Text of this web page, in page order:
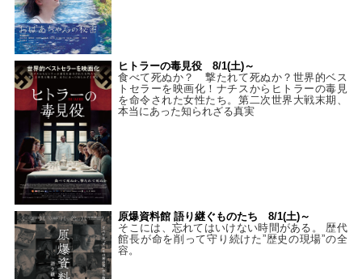
ヒトラーの毒見役 8/1(土)～
食べて死ぬか？ 撃たれて死ぬか？世界的ベス
トセラーを映画化！ナチスからヒトラーの毒見
を命令された女性たち。第二次世界大戦末期、
本当にあった知られざる真実
原爆資料館 語り継ぐものたち 8/1(土)～
そこには、忘れてはいけない時間がある。 歴代
館長が命を削って守り続けた”歴史の現場”の全
容。